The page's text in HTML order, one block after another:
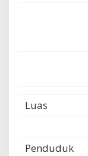
Luas
Penduduk